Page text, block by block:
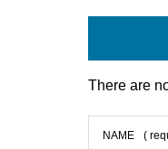
There are
NAME (